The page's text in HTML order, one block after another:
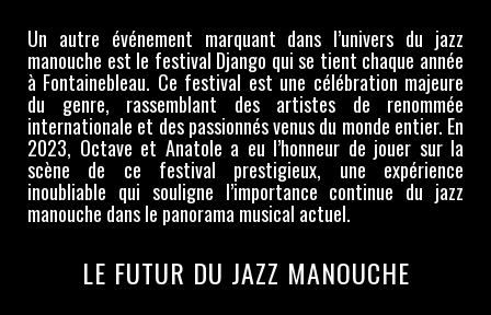
Un autre événement marquant dans l’univers du jazz
manouche est le festival Django qui se tient chaque année
à Fontainebleau. Ce festival est une célébration majeure
du genre, rassemblant des artistes de renommée
internationale et des passionnés venus du monde entier. En
2023, Octave et Anatole a eu l’honneur de jouer sur la
scène de ce festival prestigieux, une expérience
inoubliable qui souligne l’importance continue du jazz
manouche dans le panorama musical actuel.
LE FUTUR DU JAZZ MANOUCHE